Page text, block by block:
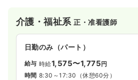
介護・福祉系正・准看護師
日勤のみ（パート）
給与 時給1,575〜1,775円
時間 8:30～17:30 （休憩60分）